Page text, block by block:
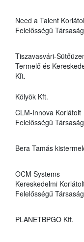
Need a Talent
Felelősségű Társaság
Tiszavasvári-
Termelő és
Kft.
Kölyök Kft.
CLM-Innova Korlátolt
Felelősségű Társaság
Bera Tamás
OCM Systems
Kereskedelmi
Felelősségű Társaság
PLANETBPGO Kft.